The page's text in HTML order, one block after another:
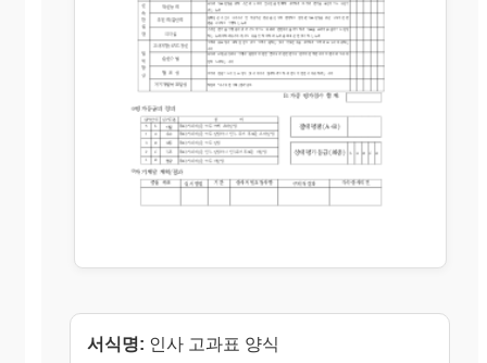
서식명: 인사 고과표 양식